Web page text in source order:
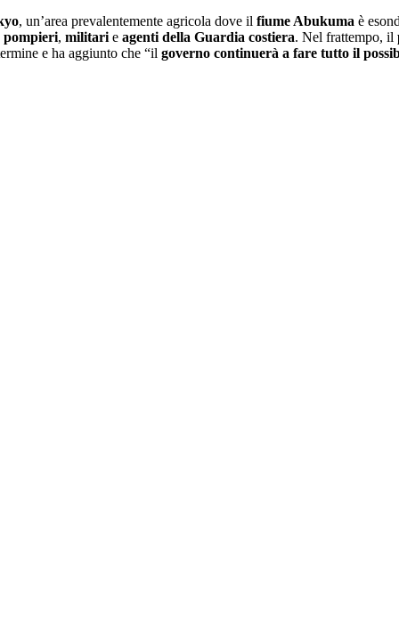
, un’area prevalentemente agricola dove il fiume Abukuma è
pompieri, militari e agenti della Guardia costiera. Nel frattempo, il
e ha aggiunto che “il governo continuerà a fare tutto il